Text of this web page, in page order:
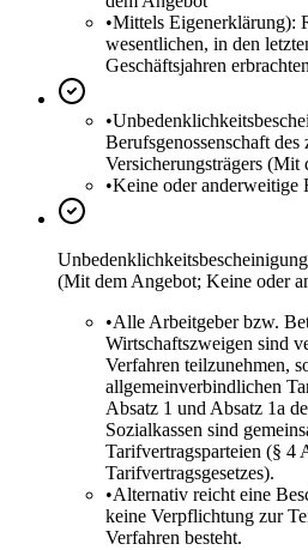
•Mittels Eigenerklärung):
wesentlichen, in den
Geschäftsjahren
•
Berufsgenossenschaft des
Versicherungsträgers (Mit
•Keine oder anderweitige
(Mit dem Angebot; Keine oder
•Alle Arbeitgeber bzw.
Wirtschaftszweigen sind
Verfahren teilzunehmen,
allgemeinverbindlichen
Absatz 1 und Absatz 1a
Sozialkassen sind
Tarifvertragsparteien (§ 4
Tarifvertragsgesetzes).
•Alternativ reicht eine
keine Verpflichtung zur
Verfahren besteht.